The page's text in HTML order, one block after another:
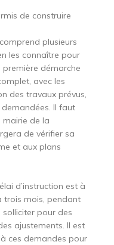
de construire
plusieurs
les connaître pour
première démarche
avec les
des travaux prévus,
Il faut
mairie de la
de vérifier sa
et aux plans
d’instruction est à
trois mois, pendant
solliciter pour des
ajustements. Il est
ces demandes pour